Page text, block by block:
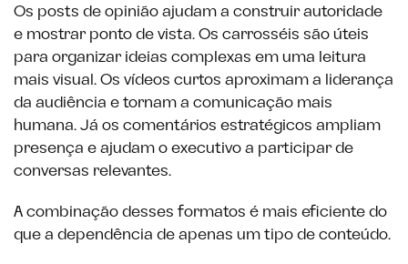
Os posts de opinião ajudam a construir autoridade
e mostrar ponto de vista. Os carrosséis são úteis
para organizar ideias complexas em uma leitura
mais visual. Os vídeos curtos aproximam a liderança
da audiência e tornam a comunicação mais
humana. Já os comentários estratégicos ampliam
presença e ajudam o executivo a participar de
conversas relevantes.
A combinação desses formatos é mais eficiente do
que a dependência de apenas um tipo de conteúdo.